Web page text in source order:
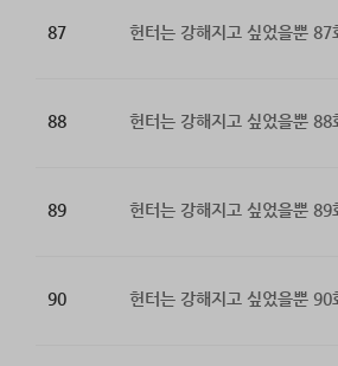
87 헌터는 강해지고 싶었을뿐 87
88 헌터는 강해지고 싶었을뿐 88
89 헌터는 강해지고 싶었을뿐 89
90 헌터는 강해지고 싶었을뿐 90